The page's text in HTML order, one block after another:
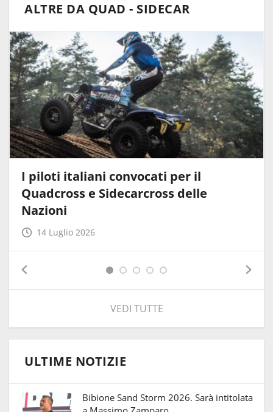
ALTRE DA QUAD - SIDECAR
I piloti italiani convocati per il
Quadcross e Sidecarcross delle
Nazioni
14 Luglio 2026
VEDI TUTTE
ULTIME NOTIZIE
Bibione Sand Storm 2026. Sarà intitolata